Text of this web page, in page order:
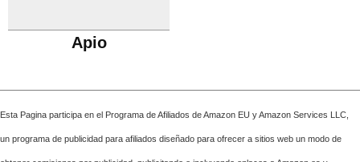
Apio
Esta Pagina participa en el Programa de Afiliados de Amazon EU y Amazon Services LLC,
un programa de publicidad para afiliados diseñado para ofrecer a sitios web un modo de